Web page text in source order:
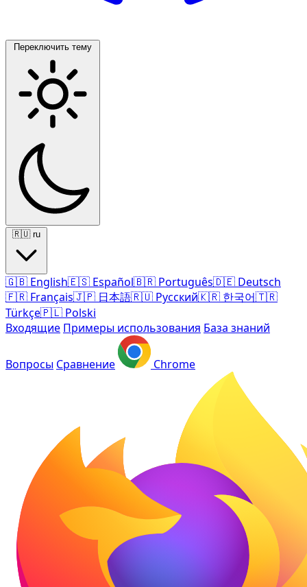
Переключить тему
🇷🇺 ru
🇬🇧 English🇪🇸 Español🇧🇷 Português🇩🇪 Deutsch
🇫🇷 Français🇯🇵 日本語🇷🇺 Русский🇰🇷 한국어🇹🇷
Türkçe🇵🇱 Polski
Входящие Примеры использования База знаний
Вопросы Сравнение Chrome